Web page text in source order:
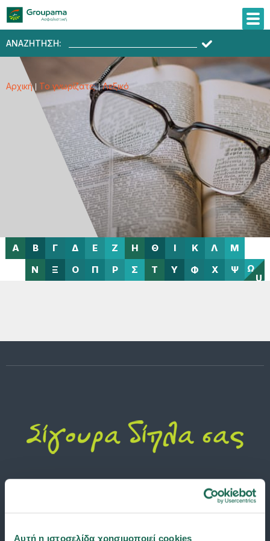
Αυτή η ιστοσελίδα χρησιμοποιεί cookies
ΑΝΑΖΗΤΗΣΗ:
Αρχική Το γνωρίζατε; Λεξικό
Α Β Γ Δ Ε Ζ Η Θ Ι Κ Λ
Μ
Ν
Ξ Ο Π Ρ Σ Τ Υ Φ Χ Ψ
Ω
U